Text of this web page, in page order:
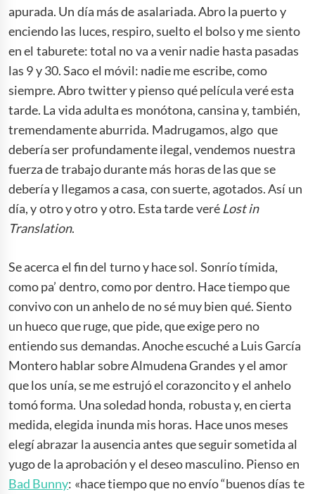
apurada. Un día más de asalariada. Abro la puerto y
enciendo las luces, respiro, suelto el bolso y me siento
en el taburete: total no va a venir nadie hasta pasadas
las 9 y 30. Saco el móvil: nadie me escribe, como
siempre. Abro twitter y pienso qué película veré esta
tarde. La vida adulta es monótona, cansina y, también,
tremendamente aburrida. Madrugamos, algo que
debería ser profundamente ilegal, vendemos nuestra
fuerza de trabajo durante más horas de las que se
debería y llegamos a casa, con suerte, agotados. Así un
día, y otro y otro y otro. Esta tarde veré Lost in
Translation.
Se acerca el fin del turno y hace sol. Sonrío tímida,
como pa’ dentro, como por dentro. Hace tiempo que
convivo con un anhelo de no sé muy bien qué. Siento
un hueco que ruge, que pide, que exige pero no
entiendo sus demandas. Anoche escuché a Luis García
Montero hablar sobre Almudena Grandes y el amor
que los unía, se me estrujó el corazoncito y el anhelo
tomó forma. Una soledad honda, robusta y, en cierta
medida, elegida inunda mis horas. Hace unos meses
elegí abrazar la ausencia antes que seguir sometida al
yugo de la aprobación y el deseo masculino. Pienso en
Bad Bunny: «hace tiempo que no envío “buenos días te